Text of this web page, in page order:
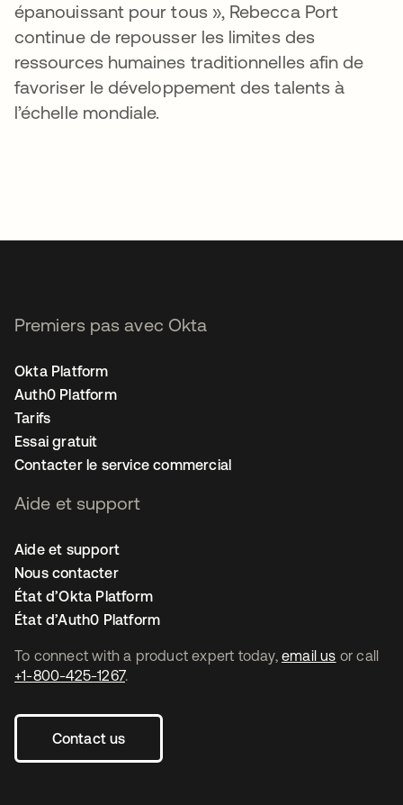
épanouissant pour tous », Rebecca Port
continue de repousser les limites des
ressources humaines traditionnelles afin de
favoriser le développement des talents à
l’échelle mondiale.
To connect with a product expert today, email us or call
+1-800-425-1267.
Contact us
Premiers pas avec Okta
Okta Platform
Auth0 Platform
Tarifs
Essai gratuit
Contacter le service commercial
Aide et support
Aide et support
Nous contacter
État d’Okta Platform
État d’Auth0 Platform